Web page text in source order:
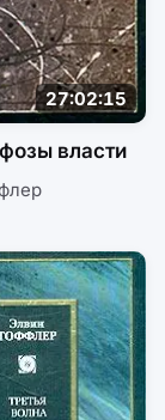
27:02:15
власти